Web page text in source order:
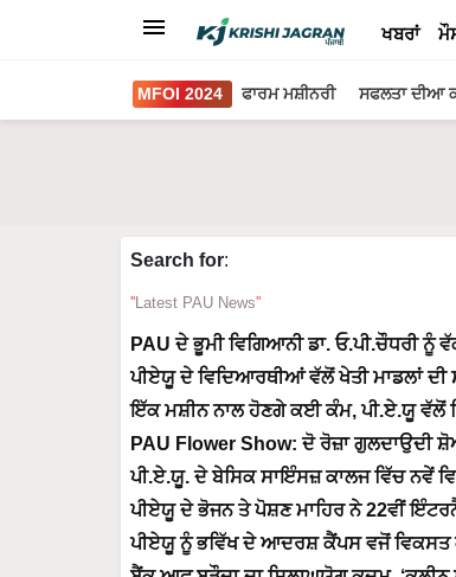
ਖਬਰਾਂ
MFOI 2024 ਫਾਰਮ ਮਸ਼ੀਨਰੀ ਸਫਲਤਾ ਦੀਆ
Search for:
Latest PAU News
PAU ਦੇ ਭੂਮੀ ਵਿਗਿਆਨੀ ਡਾ. ਓ.ਪੀ.ਚੌਧਰੀ ਨੂੰ
ਪੀਏਯੂ ਦੇ ਵਿਦਿਆਰਥੀਆਂ ਵੱਲੋਂ ਖੇਤੀ ਮਾਡਲਾਂ
ਇੱਕ ਮਸ਼ੀਨ ਨਾਲ ਹੋਣਗੇ ਕਈ ਕੰਮ, ਪੀ.ਏ.ਯੂ ਵੱਲੋਂ
PAU Flower Show: ਦੋ ਰੋਜ਼ਾ ਗੁਲਦਾਉਦੀ
ਪੀ.ਏ.ਯੂ. ਦੇ ਬੇਸਿਕ ਸਾਇੰਸਜ਼ ਕਾਲਜ ਵਿੱਚ ਨਵੇਂ
ਪੀਏਯੂ ਦੇ ਭੋਜਨ ਤੇ ਪੋਸ਼ਣ ਮਾਹਿਰ ਨੇ 22ਵੀਂ
ਪੀਏਯੂ ਨੂੰ ਭਵਿੱਖ ਦੇ ਆਦਰਸ਼ ਕੈਂਪਸ ਵਜੋਂ ਵਿਕਸਤ